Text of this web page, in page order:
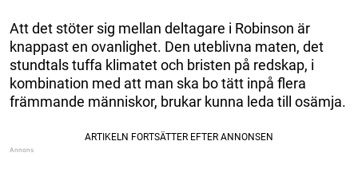
Att det stöter sig mellan deltagare i Robinson är
knappast en ovanlighet. Den uteblivna maten, det
stundtals tuffa klimatet och bristen på redskap, i
kombination med att man ska bo tätt inpå flera
främmande människor, brukar kunna leda till osämja.